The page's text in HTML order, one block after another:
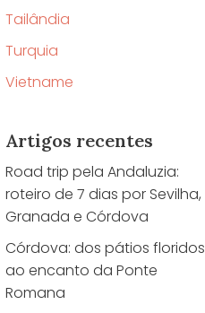
Tailândia
Turquia
Vietname
Artigos recentes
Road trip pela Andaluzia:
roteiro de 7 dias por Sevilha,
Granada e Córdova
Córdova: dos pátios floridos
ao encanto da Ponte
Romana